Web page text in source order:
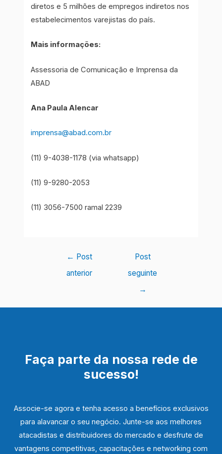
diretos e 5 milhões de empregos indiretos nos
estabelecimentos varejistas do país.
Mais informações:
Assessoria de Comunicação e Imprensa da
ABAD
Ana Paula Alencar
imprensa@abad.com.br
(11) 9-4038-1178 (via whatsapp)
(11) 9-9280-2053
(11) 3056-7500 ramal 2239
Navegação
← Post
anterior
Post
seguinte
→
Faça parte da nossa rede de
sucesso!
Associe-se agora e tenha acesso a benefícios exclusivos
para alavancar o seu negócio. Junte-se aos melhores
atacadistas e distribuidores do mercado e desfrute de
vantagens competitivas, capacitações e networking com